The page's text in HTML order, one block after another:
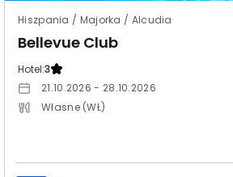
Hiszpania / Majorka / Alcudia
Bellevue Club
Hotel:3
21.10.2026 - 28.10.2026
Własne (WŁ)